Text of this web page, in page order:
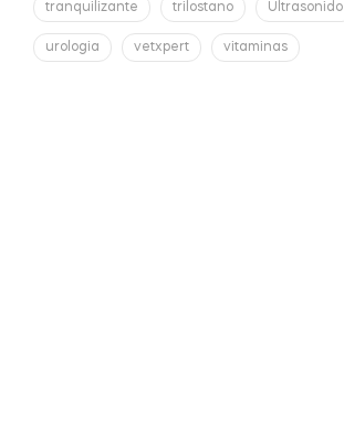
tranquilizante trilostano Ultrasonido
urologia vetxpert vitaminas